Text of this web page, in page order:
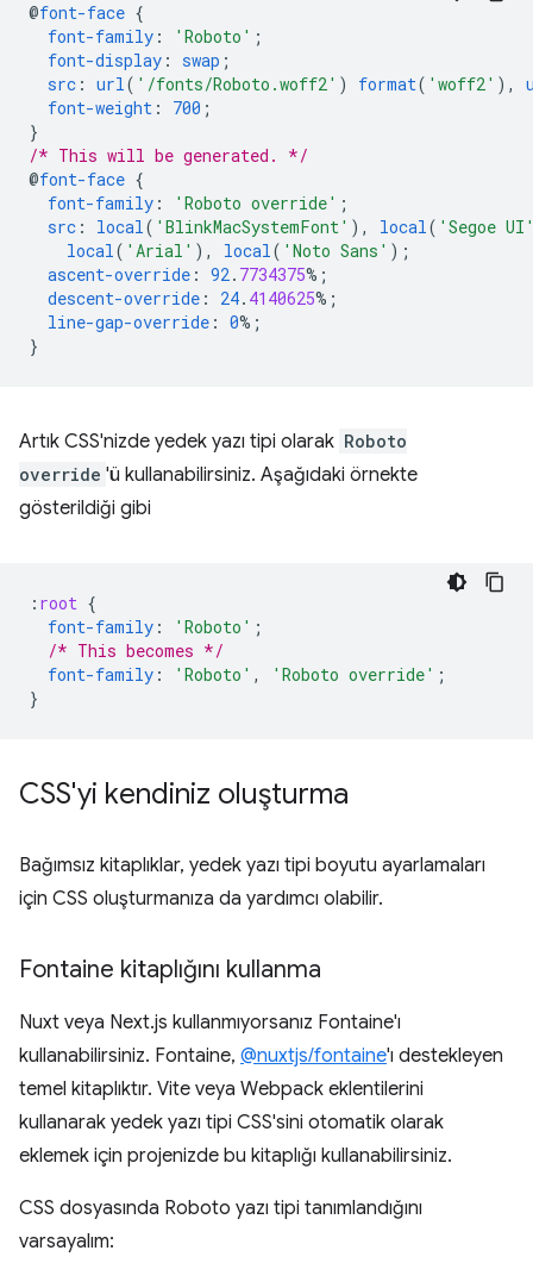
@font-face {
font-family : 'Roboto' ;
font-display : swap ;
src : url( '/fonts/Roboto.woff2' ) format( 'woff2' ),
font-weight : 700 ;
}
/* This will be generated. */
@font-face {
font-family : 'Roboto override' ;
src : local( 'BlinkMacSystemFont' ), local( 'Segoe
local( 'Arial' ), local( 'Noto Sans' );
ascent-override : 92. 7734375%;
descent-override : 24. 4140625%;
line-gap-override : 0%;
}
Artık CSS'nizde yedek yazı tipi olarak Roboto
override 'ü kullanabilirsiniz. Aşağıdaki örnekte
gösterildiği gibi
: root {
font-family : 'Roboto' ;
/* This becomes */
font-family : 'Roboto' , 'Roboto override' ;
}
CSS'yi kendiniz oluşturma
Bağımsız kitaplıklar, yedek yazı tipi boyutu ayarlamaları
için CSS oluşturmanıza da yardımcı olabilir.
Fontaine kitaplığını kullanma
Nuxt veya Next.js kullanmıyorsanız Fontaine'ı
kullanabilirsiniz. Fontaine, @nuxtjs/fontaine'ı destekleyen
temel kitaplıktır. Vite veya Webpack eklentilerini
kullanarak yedek yazı tipi CSS'sini otomatik olarak
eklemek için projenizde bu kitaplığı kullanabilirsiniz.
CSS dosyasında Roboto yazı tipi tanımlandığını
varsayalım: